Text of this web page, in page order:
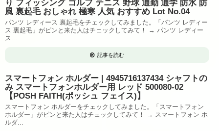
り フィッシング ゴルフ テニス 野球 通勤 通学 防水 防
風 裏起毛 おしゃれ 極寒 人気 おすすめ Lot No.04
パンツ レディース 裏起毛をチェックしてみました。「パンツ レディー
ス 裏起毛」がピンと来た人はチェックしてみて！ → パンツ レディー
ス...
記事を読む
スマートフォン ホルダー | 4945716137434 シャフトの
み スマートフォンホルダー用 レッド 500080-02
【POSH FAITH(ポッシュ フェイス)】
スマートフォン ホルダーをチェックしてみました。「スマートフォン
ホルダー」がピンと来た人はチェックしてみて！ → スマートフォン ホ
ルダ...